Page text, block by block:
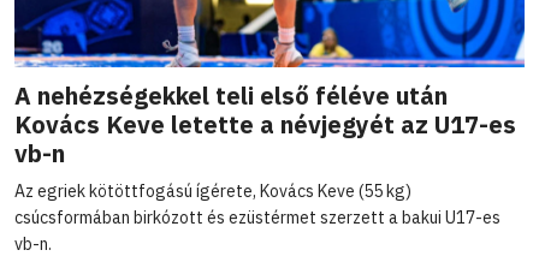
A nehézségekkel teli első féléve után
Kovács Keve letette a névjegyét az U17-es
vb-n
Az egriek kötöttfogású ígérete, Kovács Keve (55 kg)
csúcsformában birkózott és ezüstérmet szerzett a bakui U17-es
vb-n.